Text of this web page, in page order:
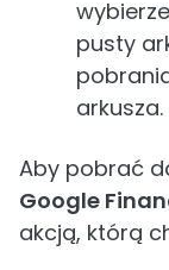
pusty
arkusza.
Aby pobrać
Google
akcją, którą